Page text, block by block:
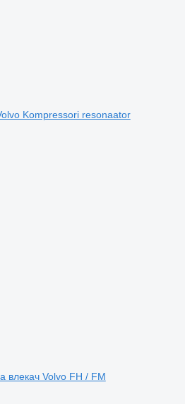
Kompressori resonaator
влекач Volvo FH / FM